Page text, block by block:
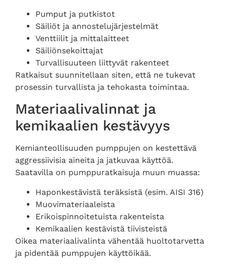
Pumput ja putkistot
Säiliöt ja annostelujärjestelmät
Venttiilit ja mittalaitteet
Säiliönsekoittajat
Turvallisuuteen liittyvät rakenteet
Ratkaisut suunnitellaan siten, että ne tukevat
prosessin turvallista ja tehokasta toimintaa.
Materiaalivalinnat ja
kemikaalien kestävyys
Kemianteollisuuden pumppujen on kestettävä
aggressiivisia aineita ja jatkuvaa käyttöä.
Saatavilla on pumppuratkaisuja muun muassa:
Haponkestävistä teräksistä (esim. AISI 316)
Muovimateriaaleista
Erikoispinnoitetuista rakenteista
Kemikaalien kestävistä tiivisteistä
Oikea materiaalivalinta vähentää huoltotarvetta
ja pidentää pumppujen käyttöikää.